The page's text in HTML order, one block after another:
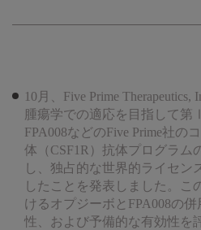
10月、Five Prime
腫瘍学での適応を目指して
FPA008などのFive Prime社の
体（CSF1R）抗体プログラム
し、独占的な世界的ライセン
したことを発表しました。こ
けるオプジーボとFPA008の
性、および予備的な有効性を